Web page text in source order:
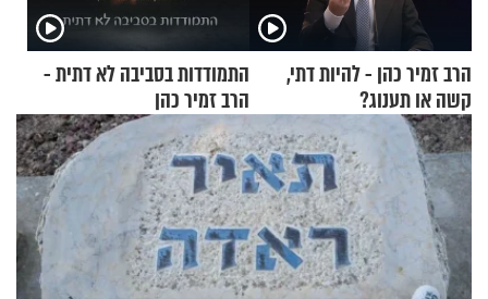
הרב זמיר כהן - להיות דתי,
קשה או תענוג?
התמודדות בסביבה לא דתית -
הרב זמיר כהן